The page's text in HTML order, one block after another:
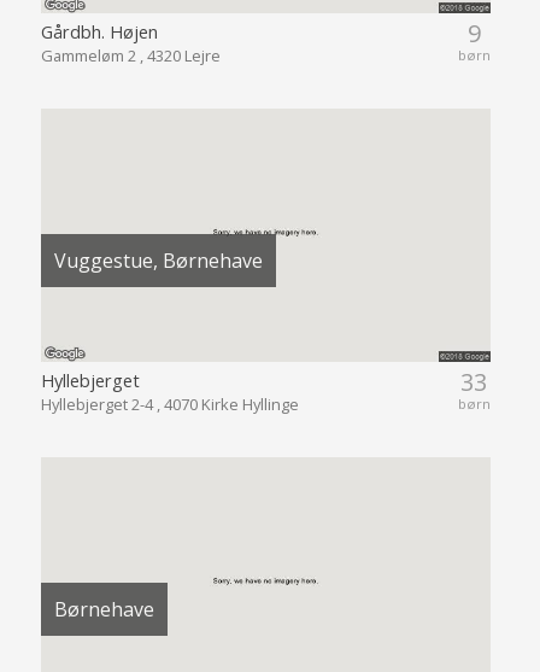
9
børn
Gårdbh. Højen
Gammeløm 2 , 4320 Lejre
Vuggestue, Børnehave
33
børn
Hyllebjerget
Hyllebjerget 2-4 , 4070 Kirke Hyllinge
Børnehave